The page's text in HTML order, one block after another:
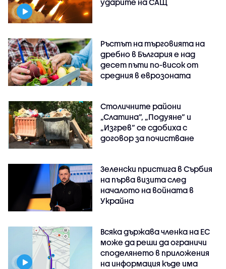
ударите на САЩ
Ръстът на търговията на
дребно в България е над
десет пъти по-висок от
средния в еврозоната
Столичните райони
„Слатина“, „Подуяне“ и
„Изгрев“ се сдобиха с
договор за почистване
Зеленски пристига в Сърбия
на първа визита след
началото на войната в
Украйна
Всяка държава членка на ЕС
може да реши да ограничи
споделянето в приложения
на информация къде има